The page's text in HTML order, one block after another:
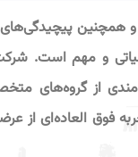
و همچنین
از گروه‌های
فوق العاده‌ای از